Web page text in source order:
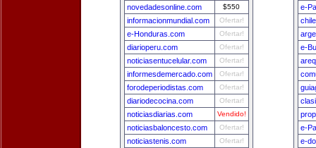
novedadesonline.com $550
informacionmundial.com Ofertar!
e-Honduras.com Ofertar!
diarioperu.com Ofertar!
noticiasentucelular.com Ofertar!
informesdemercado.com Ofertar!
forodeperiodistas.com Ofertar!
diariodecocina.com Ofertar!
noticiasdiarias.com Vendido!
noticiasbaloncesto.com Ofertar!
noticiastenis.com Ofertar!
e-
e-
e-
e-